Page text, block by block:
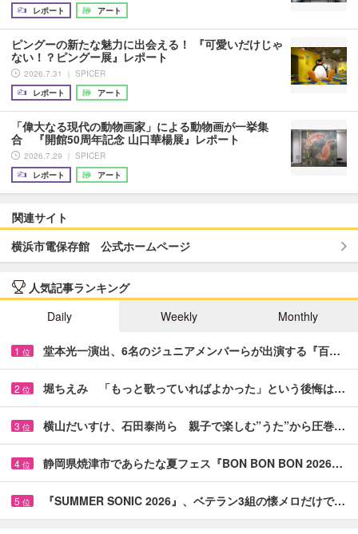
レポート
アート
ピングーの新たな魅力に出会える！ 『可愛いだけじゃ
ない！？ピングー展』レポート
2026.7.31 ｜ SPICER
レポート
アート
「偉大なる現代の動物画家」による動物画が一挙集
合 『開館50周年記念 山口華楊展』レポート
2026.7.29 ｜ SPICER
レポート
アート
関連サイト
横浜市電保存館 公式ホームページ
人気記事ランキング
Daily
Weekly Monthly
1 位 堂本光一演出、6名のジュニアメンバーらが出演する『百…
2 位 堀ちえみ 「もっと歌っていればよかった」という後悔は…
3 位 横山だいすけ、石田泰尚ら 親子で楽しむ”うた”から圧巻…
4 位 静岡県焼津市であらたな夏フェス『BON BON BON 2026…
5 位 『SUMMER SONIC 2026』、ベテラン3組の懐メロだけで…